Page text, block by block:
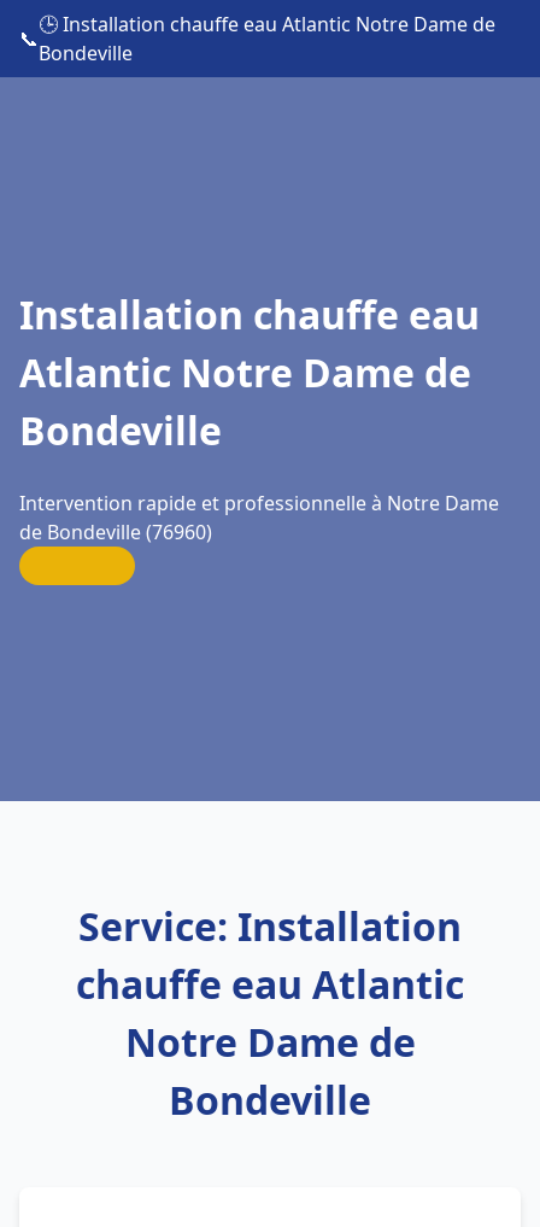
📞
🕒 Installation chauffe eau Atlantic Notre Dame de
Bondeville
Installation chauffe eau
Atlantic Notre Dame de
Bondeville
Intervention rapide et professionnelle à Notre Dame
de Bondeville (76960)
Service: Installation
chauffe eau Atlantic
Notre Dame de
Bondeville